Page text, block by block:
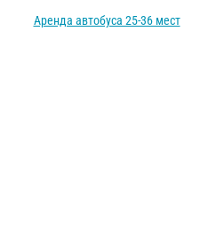
Аренда автобуса 25-36 мест